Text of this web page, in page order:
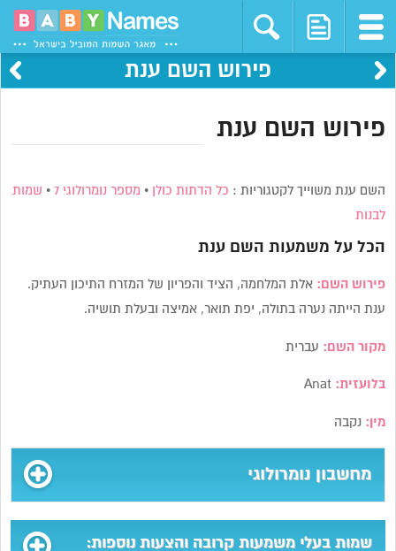
פירוש השם ענת
פירוש השם ענת
השם ענת משוייך לקטגוריות : כל הדתות כולן • מספר נומרולוגי 7 • שמות
לבנות
הכל על משמעות השם ענת
פירוש השם: אלת המלחמה, הציד והפריון של המזרח התיכון העתיק.
ענת הייתה נערה בתולה, יפת תואר, אמיצה ובעלת תושיה.
מקור השם: עברית
בלועזית: Anat
מין: נקבה
מחשבון נומרולוגי
שמות בעלי משמעות קרובה והצעות נוספות: